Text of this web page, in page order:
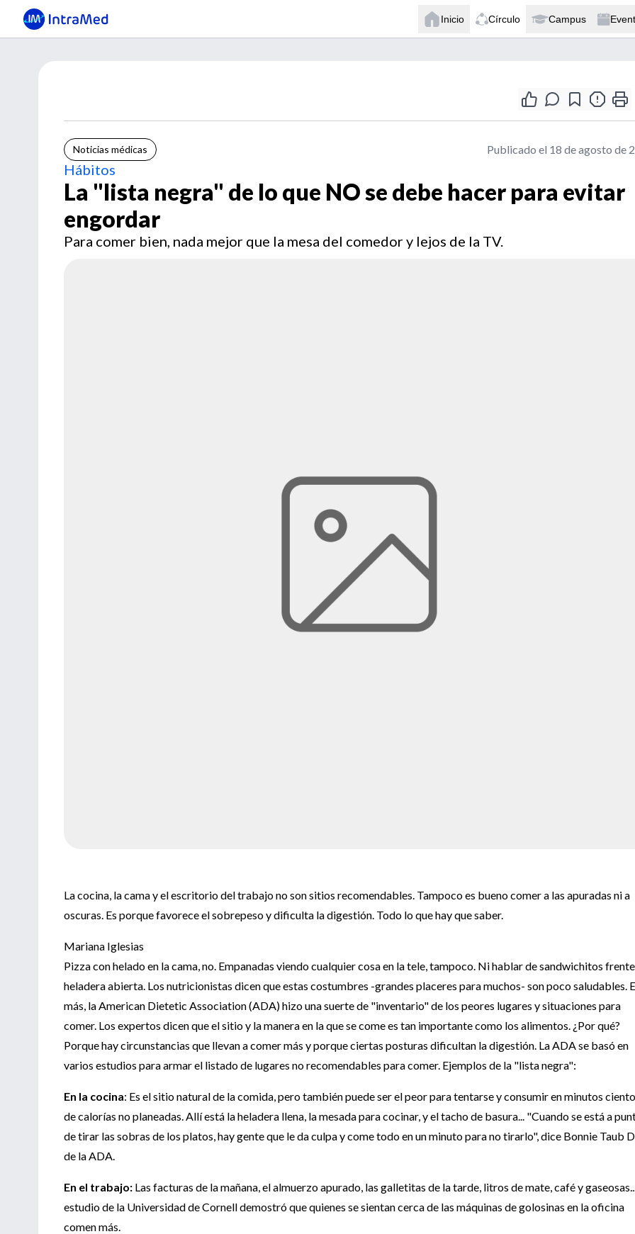
Inicio Círculo Campus
Noticias médicas Publicado el 18 de agosto de
Hábitos
La "lista negra" de lo que NO se debe hacer para evitar
engordar
Para comer bien, nada mejor que la mesa del comedor y lejos de la TV.
La cocina, la cama y el escritorio del trabajo no son sitios recomendables. Tampoco es bueno comer a las apuradas ni a
oscuras. Es porque favorece el sobrepeso y dificulta la digestión. Todo lo que hay que saber.
Mariana Iglesias
Pizza con helado en la cama, no. Empanadas viendo cualquier cosa en la tele, tampoco. Ni hablar de sandwichitos
heladera abierta. Los nutricionistas dicen que estas costumbres -grandes placeres para muchos- son poco saludables.
más, la American Dietetic Association (ADA) hizo una suerte de "inventario" de los peores lugares y situaciones para
comer. Los expertos dicen que el sitio y la manera en la que se come es tan importante como los alimentos. ¿Por qué?
Porque hay circunstancias que llevan a comer más y porque ciertas posturas dificultan la digestión. La ADA se basó en
varios estudios para armar el listado de lugares no recomendables para comer. Ejemplos de la "lista negra":
En la cocina: Es el sitio natural de la comida, pero también puede ser el peor para tentarse y consumir en minutos
de calorías no planeadas. Allí está la heladera llena, la mesada para cocinar, y el tacho de basura... "Cuando se está a
de tirar las sobras de los platos, hay gente que le da culpa y come todo en un minuto para no tirarlo", dice Bonnie Taub
de la ADA.
En el trabajo: Las facturas de la mañana, el almuerzo apurado, las galletitas de la tarde, litros de mate, café y
estudio de la Universidad de Cornell demostró que quienes se sientan cerca de las máquinas de golosinas en la oficina
comen más.